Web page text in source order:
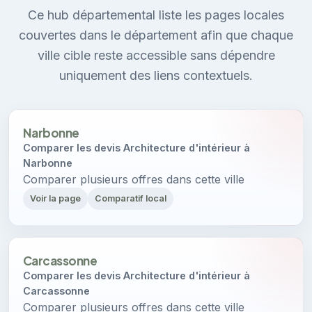
Ce hub départemental liste les pages locales
couvertes dans le département afin que chaque
ville cible reste accessible sans dépendre
uniquement des liens contextuels.
Narbonne
Comparer les devis Architecture d'intérieur à
Narbonne
Comparer plusieurs offres dans cette ville
Voir la page Comparatif local
Carcassonne
Comparer les devis Architecture d'intérieur à
Carcassonne
Comparer plusieurs offres dans cette ville